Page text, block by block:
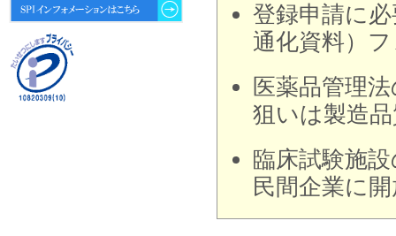
登録申請に
通化資料）
医薬品管理
狙いは製造
臨床試験施
民間企業に
2026年04月30日
4月30日、「2026年版 オンライン
診療サービスの現状と将来展望 」
を発刊しました。